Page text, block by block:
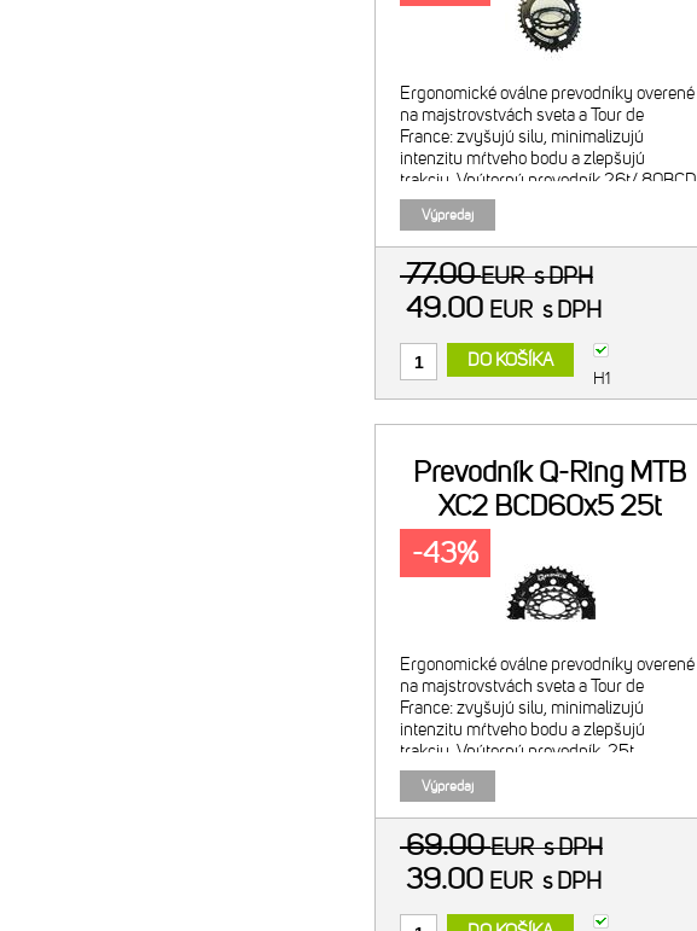
Ergonomické oválne prevodníky overené
na majstrovstvách sveta a Tour de
France: zvyšujú silu, minimalizujú
intenzitu mŕtveho bodu a zlepšujú
trakciu. Vnútorný prevodník 26t/ 80BCD
SRAM. Odporúčaná kombinácia s 38t
vonkajšim prevodníkom. Navrhnuté pre
Výpredaj
77.00EURs DPH
49.00 EUR s DPH
DO KOŠÍKA
H1
Prevodník Q-Ring MTB
XC2 BCD60x5 25t
Ergonomické oválne prevodníky overené
na majstrovstvách sveta a Tour de
France: zvyšujú silu, minimalizujú
intenzitu mŕtveho bodu a zlepšujú
trakciu. Vnútorný prevodník, 25t.
Odporúčaná kombinácia s 38t vonkajšim
prevodníkom. Navrhnuté pre 2x9/10/11
Výpredaj
-43%
69.00EURs DPH
39.00 EUR s DPH